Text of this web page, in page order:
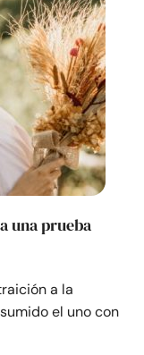
una prueba
a la
el uno con